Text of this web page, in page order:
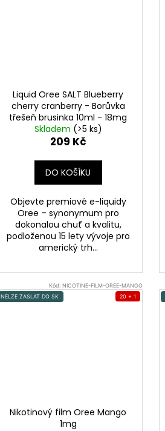
Liquid Oree SALT Blueberry
cherry cranberry - Borůvka
třešeň brusinka 10ml - 18mg
Skladem (>5 ks)
209 Kč
DO KOŠÍKU
Objevte premiové e-liquidy
Oree – synonymum pro
dokonalou chuť a kvalitu,
podloženou 15 lety vývoje pro
americký trh...
Kód: NICOTINE-FILM-OREE-MANGO
NELZE ZASLAT DO SK
20 + 1
Nikotinový film Oree Mango
1mg